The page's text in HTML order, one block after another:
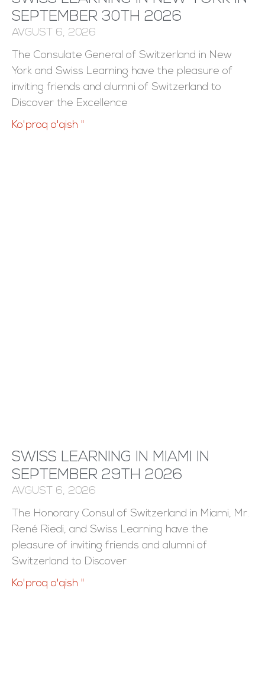
SEPTEMBER 30TH 2026
AVGUST 6, 2026
The Consulate General of Switzerland in New
York and Swiss Learning have the pleasure of
inviting friends and alumni of Switzerland to
Discover the Excellence
Ko'proq o'qish "
SWISS LEARNING IN MIAMI IN
SEPTEMBER 29TH 2026
AVGUST 6, 2026
The Honorary Consul of Switzerland in Miami, Mr.
René Riedi, and Swiss Learning have the
pleasure of inviting friends and alumni of
Switzerland to Discover
Ko'proq o'qish "